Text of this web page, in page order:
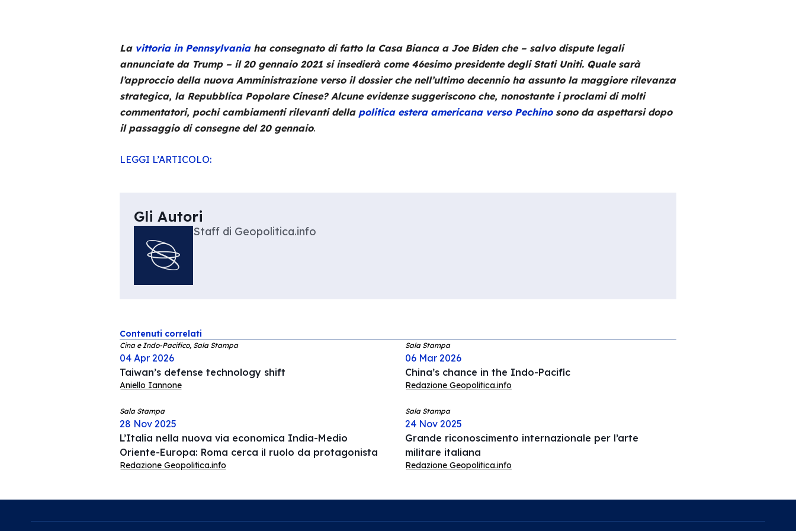
La vittoria in Pennsylvaniaha consegnato di fatto la Casa Bianca a Joe Biden che – salvo dispute legali
annunciate da Trump – il 20 gennaio 2021 si insedierà come 46esimo presidente degli Stati Uniti. Quale sarà
l’approccio della nuova Amministrazione verso il dossier che nell’ultimo decennio ha assunto la maggiore rilevanza
strategica, la Repubblica Popolare Cinese? Alcune evidenze suggeriscono che, nonostante i proclami di molti
commentatori, pochi cambiamenti rilevanti della politica estera americana verso Pechinosono da aspettarsi dopo
il passaggio di consegne del 20 gennaio.
LEGGI L’ARTICOLO:
Gli Autori
Staff di Geopolitica.info
Contenuti correlati
Cina e Indo-Pacifico, Sala Stampa
04 Apr 2026
Taiwan’s defense technology shift
Aniello Iannone
Sala Stampa
06 Mar 2026
China’s chance in the Indo-Pacific
Redazione Geopolitica.info
Sala Stampa
28 Nov 2025
L’Italia nella nuova via economica India-Medio
Oriente-Europa: Roma cerca il ruolo da protagonista
Redazione Geopolitica.info
Sala Stampa
24 Nov 2025
Grande riconoscimento internazionale per l’arte
militare italiana
Redazione Geopolitica.info